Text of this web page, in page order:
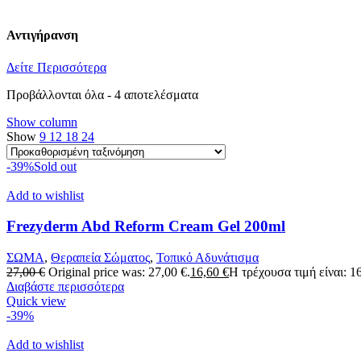
Αντιγήρανση
Δείτε Περισσότερα
Προβάλλονται όλα - 4 αποτελέσματα
Show column
Show 9 12 18 24
-39%Sold out
Add to wishlist
Frezyderm Abd Reform Cream Gel 200ml
ΣΩΜΑ, Θεραπεία Σώματος, Τοπικό Αδυνάτισμα
27,00€ Original price was: 27,00 €.16,60 €Η τρέχουσα τιμή είναι:
Διαβάστε περισσότερα
Quick view
-39%
Add to wishlist